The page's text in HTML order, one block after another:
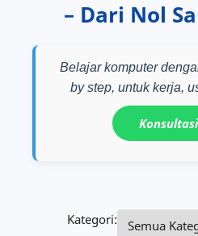
– Dari Nol
Belajar komputer
by step, untuk kerja,
Kategori: